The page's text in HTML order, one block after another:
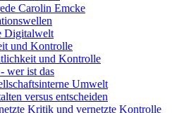
Carolin Emcke
Digitalwelt
und Kontrolle
und Kontrolle
wer ist das
Umwelt
versus entscheiden
Kritik und vernetzte Kontrolle